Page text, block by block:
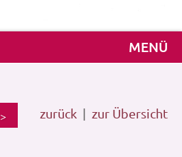
MENÜ
> zurück | zur Übersicht